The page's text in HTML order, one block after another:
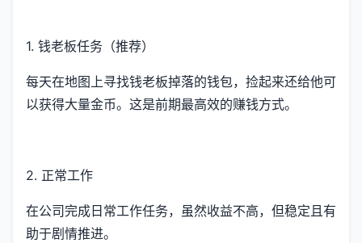
1. 钱老板任务（推荐）
每天在地图上寻找钱老板掉落的钱包，捡起来还给他可
以获得大量金币。这是前期最高效的赚钱方式。
2. 正常工作
在公司完成日常工作任务，虽然收益不高，但稳定且有
助于剧情推进。